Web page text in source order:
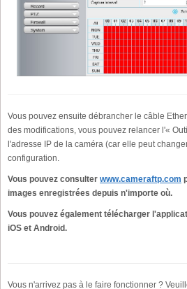
Vous pouvez ensuite débrancher le câble
des modifications, vous pouvez relancer l'«
l'adresse IP de la caméra (car elle peut
configuration.
Vous pouvez consulter www.cameraftp.com
images enregistrées depuis n'importe où.
Vous pouvez également télécharger
iOS et Android.
Vous n'arrivez pas à le faire fonctionner ?